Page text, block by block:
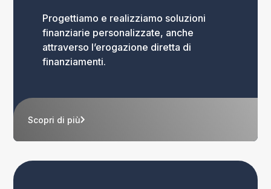
Progettiamo e realizziamo soluzioni
finanziarie personalizzate, anche
attraverso l’erogazione diretta di
finanziamenti.
Scopri di più